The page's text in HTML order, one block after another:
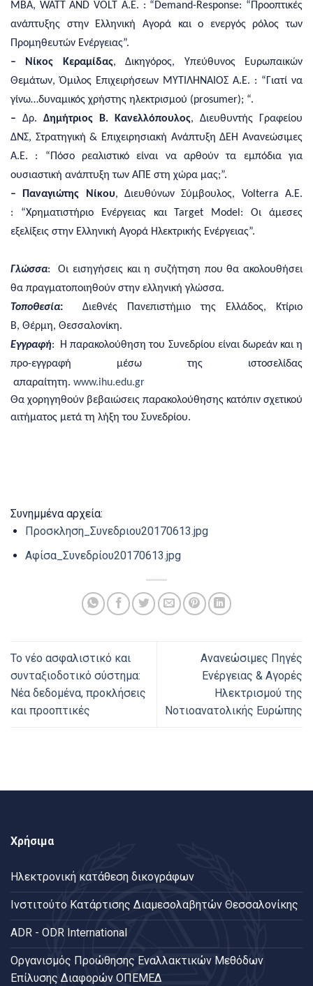
MBA, WATT ΑΝD VOLT A.E. : “Demand-Response: “Προοπτικές
ανάπτυξης στην Ελληνική Αγορά και ο ενεργός ρόλος των
Προμηθευτών Ενέργειας”.
– Νίκος Κεραμίδας, Δικηγόρος, Υπεύθυνος Ευρωπαικών
Θεμάτων, Όμιλος Επιχειρήσεων ΜΥΤΙΛΗΝΑΙΟΣ Α.Ε. : “Γιατί να
γίνω…δυναμικός χρήστης ηλεκτρισμού (prosumer); “.
– Δρ. Δημήτριος Β. Κανελλόπουλος, Διευθυντής Γραφείου
ΔΝΣ, Στρατηγική & Επιχειρησιακή Ανάπτυξη ΔΕΗ Ανανεώσιμες
Α.Ε. : “Πόσο ρεαλιστικό είναι να αρθούν τα εμπόδια για
ουσιαστική ανάπτυξη των ΑΠΕ στη χώρα μας;”.
– Παναγιώτης Νίκου,Διευθύνων Σύμβουλος, Volterra Α.Ε.
: “Χρηματιστήριο Ενέργειας και Target Model: Οι άμεσες
εξελίξεις στην Ελληνική Αγορά Ηλεκτρικής Ενέργειας”.
Γλώσσα: Οι εισηγήσεις και η συζήτηση που θα ακολουθήσει
θα πραγματοποιηθούν στην ελληνική γλώσσα.
Τοποθεσία: Διεθνές Πανεπιστήμιο της Ελλάδος, Κτίριο
Β, Θέρμη, Θεσσαλονίκη.
Εγγραφή: Η παρακολούθηση του Συνεδρίου είναι δωρεάν και η
προ-εγγραφή μέσω της ιστοσελίδας
απαραίτητη. www.ihu.edu.gr
Θα χορηγηθούν βεβαιώσεις παρακολούθησης κατόπιν σχετικού
αιτήματος μετά τη λήξη του Συνεδρίου.
Συνημμένα αρχεία:
Προσκληση_Συνεδριου20170613.jpg
Αφίσα_Συνεδρίου20170613.jpg
Το νέο ασφαλιστικό και
συνταξιοδοτικό σύστημα:
Νέα δεδομένα, προκλήσεις
και προοπτικές
Ανανεώσιμες Πηγές
Ενέργειας & Αγορές
Ηλεκτρισμού της
Νοτιοανατολικής Ευρώπης
Χρήσιμα
Ηλεκτρονική κατάθεση δικογράφων
Ινστιτούτο Κατάρτισης Διαμεσολαβητών Θεσσαλονίκης
ADR - ODR International
Oργανισμός Προώθησης Εναλλακτικών Μεθόδων
Επίλυσης Διαφορών ΟΠΕΜΕΔ